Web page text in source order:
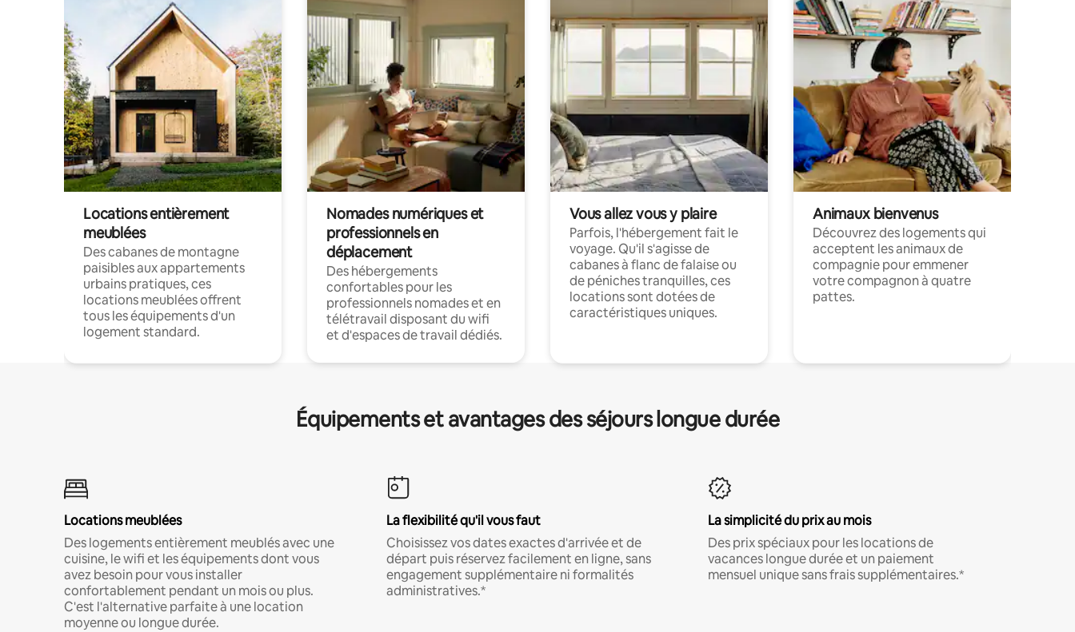
Locations entièrement
meublées
Des cabanes de montagne
paisibles aux appartements
urbains pratiques, ces
locations meublées offrent
tous les équipements d'un
logement standard.
Nomades numériques et
professionnels en
déplacement
Des hébergements
confortables pour les
professionnels nomades et en
télétravail disposant du wifi
et d'espaces de travail dédiés.
Vous allez vous y plaire
Parfois, l'hébergement fait le
voyage. Qu'il s'agisse de
cabanes à flanc de falaise ou
de péniches tranquilles, ces
locations sont dotées de
caractéristiques uniques.
Animaux bienvenus
Découvrez des logements qui
acceptent les animaux de
compagnie pour emmener
votre compagnon à quatre
pattes.
Équipements et avantages des séjours longue durée
Locations meublées
Des logements entièrement meublés avec une
cuisine, le wifi et les équipements dont vous
avez besoin pour vous installer
confortablement pendant un mois ou plus.
C'est l'alternative parfaite à une location
moyenne ou longue durée.
La flexibilité qu'il vous faut
Choisissez vos dates exactes d'arrivée et de
départ puis réservez facilement en ligne, sans
engagement supplémentaire ni formalités
administratives.*
La simplicité du prix au mois
Des prix spéciaux pour les locations de
vacances longue durée et un paiement
mensuel unique sans frais supplémentaires.*